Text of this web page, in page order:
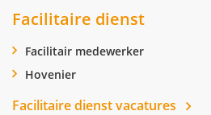
Facilitaire dienst
Facilitair medewerker
Hovenier
Facilitaire dienst vacatures